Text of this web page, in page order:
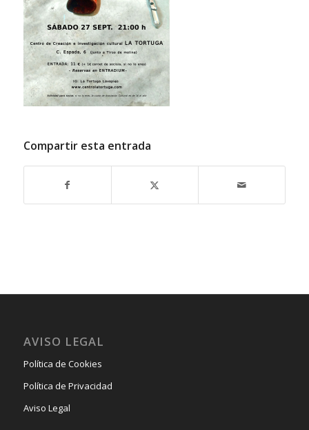
Compartir esta entrada
AVISO LEGAL
Política de Cookies
Política de Privacidad
Aviso Legal